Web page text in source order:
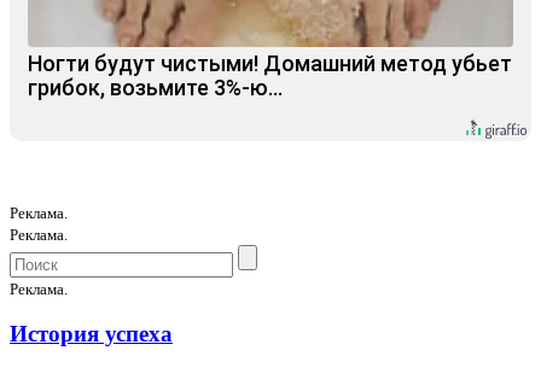
Ногти будут чистыми! Домашний метод убьет
грибок, возьмите 3%-ю…
Реклама.
Реклама.
Реклама.
История успеха